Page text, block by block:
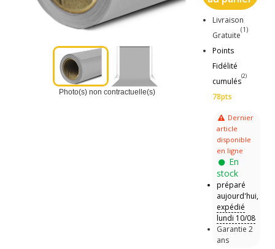
Photo(s) non contractuelle(s)
Livraison
Gratuite
(1)
Points
Fidélité
cumulés
(2)
78pts
Dernier
article
disponible
en ligne
En
stock
préparé
aujourd'hui,
expédié
lundi 10/08
Garantie 2
ans